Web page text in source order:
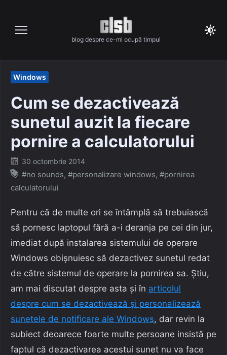
content
blog despre ce-mi ocupă timpul
Windows
Cum se dezactivează
sunetul auzit la fiecare
pornire a calculatorului
Posted
on
30 octombrie 2014
#no sounds, #personalizare windows, #pornirea
calculatorului
Pentru că de multe ori se întâmplă să trebuiască
să pornesc laptopul fără a-i deranja pe cei din jur,
imediat după instalarea sistemului de operare
Windows obișnuiesc să dezactivez sunetul redat
de către sistemul de operare la pornirea sa. Știu,
am mai discutat despre asta și în articolul
despre cum se dezactivează și personalizează
sunetele de notificare ale Windows, dar revin la
subiect deoarece foarte multe persoane insistă pe
faptul că dezactivarea acestui sunet nu va face